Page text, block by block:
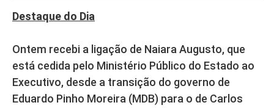
Destaque do Dia
Ontem recebi a ligação de Naiara Augusto, que
está cedida pelo Ministério Público do Estado ao
Executivo, desde a transição do governo de
Eduardo Pinho Moreira (MDB) para o de Carlos